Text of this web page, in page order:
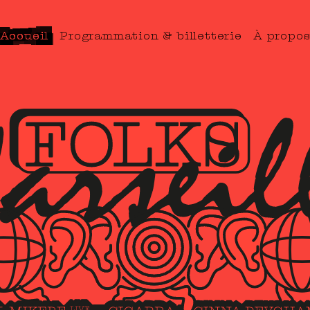
Accueil Programmation & billetterie À propos